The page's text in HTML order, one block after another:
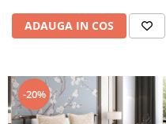
ADAUGA IN COS
-20%